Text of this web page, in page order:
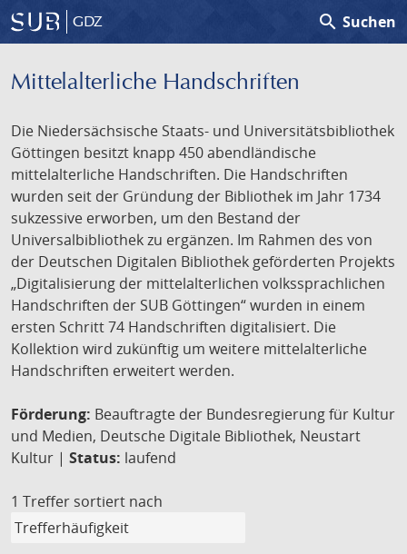
GDZ search Suchen
Mittelalterliche Handschriften
Die Niedersächsische Staats- und Universitätsbibliothek
Göttingen besitzt knapp 450 abendländische
mittelalterliche Handschriften. Die Handschriften
wurden seit der Gründung der Bibliothek im Jahr 1734
sukzessive erworben, um den Bestand der
Universalbibliothek zu ergänzen. Im Rahmen des von
der Deutschen Digitalen Bibliothek geförderten Projekts
„Digitalisierung der mittelalterlichen volkssprachlichen
Handschriften der SUB Göttingen“ wurden in einem
ersten Schritt 74 Handschriften digitalisiert. Die
Kollektion wird zukünftig um weitere mittelalterliche
Handschriften erweitert werden.
Förderung: Beauftragte der Bundesregierung für Kultur
und Medien, Deutsche Digitale Bibliothek, Neustart
Kultur | Status: laufend
1 Treffer sortiert nach